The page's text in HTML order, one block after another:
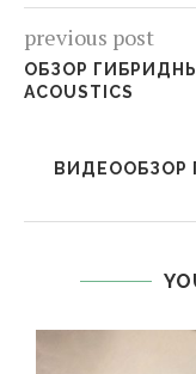
previous post
ОБЗОР
ACOUSTICS
ВИДЕООБЗОР